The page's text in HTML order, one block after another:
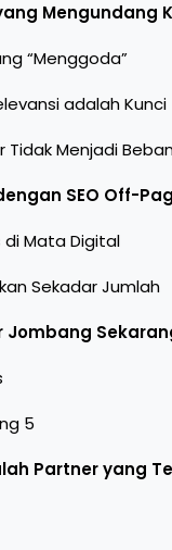
Mengundang
“Menggoda”
adalah Kunci
Menjadi
SEO Off-
Mata Digital
Sekadar Jumlah
Jombang
5
Partner yang